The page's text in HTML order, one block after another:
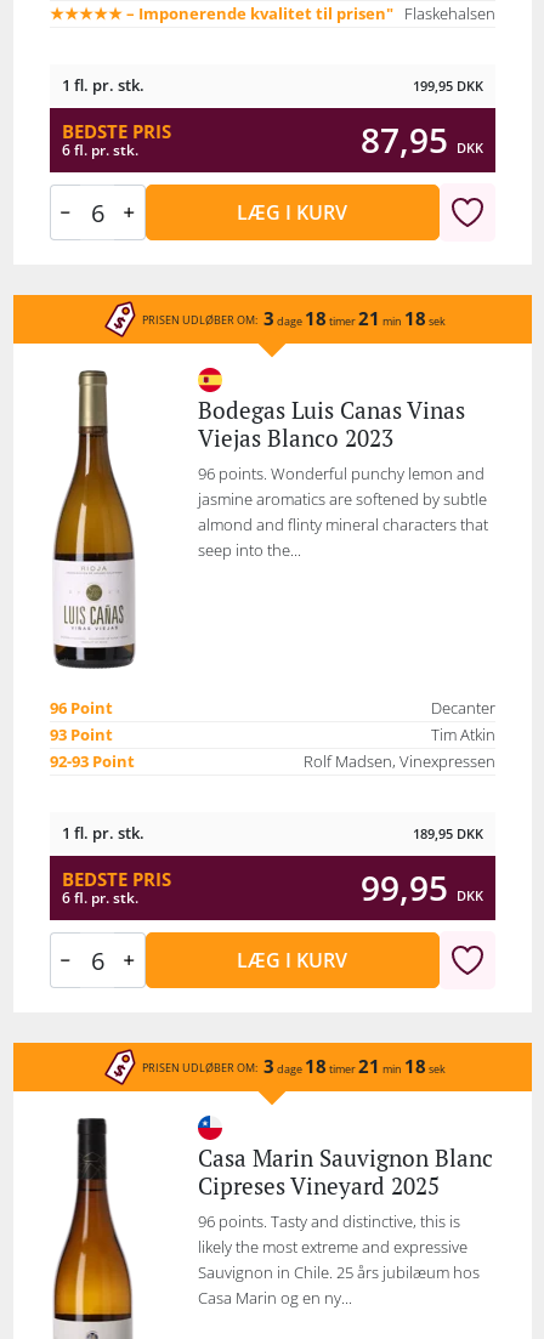
★★★★★ – Imponerende kvalitet til prisen"
Flaskehalsen
1 fl. pr. stk. 199,95 DKK
BEDSTE PRIS
6 fl. pr. stk. 87,95 DKK
LÆG I KURV
PRISEN UDLØBER OM: 3 dage 18 timer21 min 18 sek
Bodegas Luis Canas Vinas
Viejas Blanco 2023
96 points. Wonderful punchy lemon and
jasmine aromatics are softened by subtle
almond and flinty mineral characters that
seep into the...
96 Point
Decanter
93 Point
Tim Atkin
92-93 Point
Rolf Madsen, Vinexpressen
1 fl. pr. stk. 189,95 DKK
BEDSTE PRIS
6 fl. pr. stk. 99,95 DKK
LÆG I KURV
PRISEN UDLØBER OM: 3 dage 18 timer21 min 18 sek
Casa Marin Sauvignon Blanc
Cipreses Vineyard 2025
96 points. Tasty and distinctive, this is
likely the most extreme and expressive
Sauvignon in Chile. 25 års jubilæum hos
Casa Marin og en ny...